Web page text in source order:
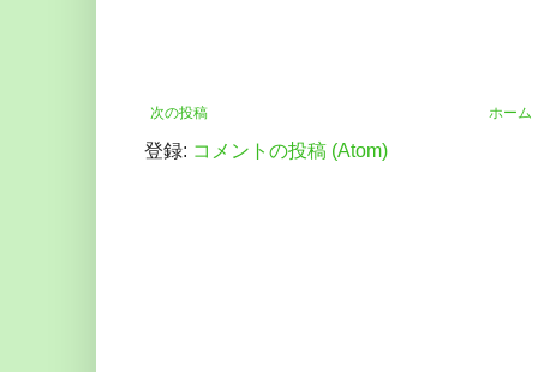
次の投稿 ホーム
登録: コメントの投稿 (Atom)